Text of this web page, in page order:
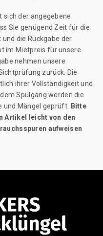
sich der angegebene
Sie genügend Zeit für die
die Rückgabe der
im Mietpreis für unsere
nehmen unsere
zurück. Die
ihrer Vollständigkeit und
Spülgang werden die
und Mängel geprüft.
Bitte
Artikel leicht von den
aufweisen